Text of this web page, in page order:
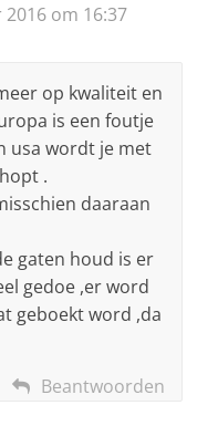
om 16:37
op kwaliteit en
is een foutje
usa wordt je met
.
daaraan
gaten houd is er
gedoe ,er word
geboekt word ,da
Beantwoorden